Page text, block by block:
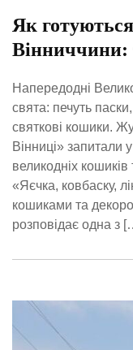
Як
Вінниччини:
Напередодні
свята: печуть
святкові кошики.
Вінниці» запитали
великодніх кошиків
«Яєчка, ковбаску,
кошиками та
розповідає одна з